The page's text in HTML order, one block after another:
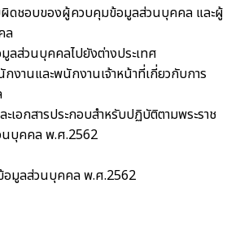
ดชอบของผู้ควบคุมข้อมูลส่วนบุคคล และผู้
ล
ลส่วนบุคคลไปยังต่างประเทศ
งานและพนักงานเจ้าหน้าที่เกี่ยวกับการ
เอกสารประกอบสำหรับปฏิบัติตามพระราช
บุคคล พ.ศ.2562
มูลส่วนบุคคล พ.ศ.2562